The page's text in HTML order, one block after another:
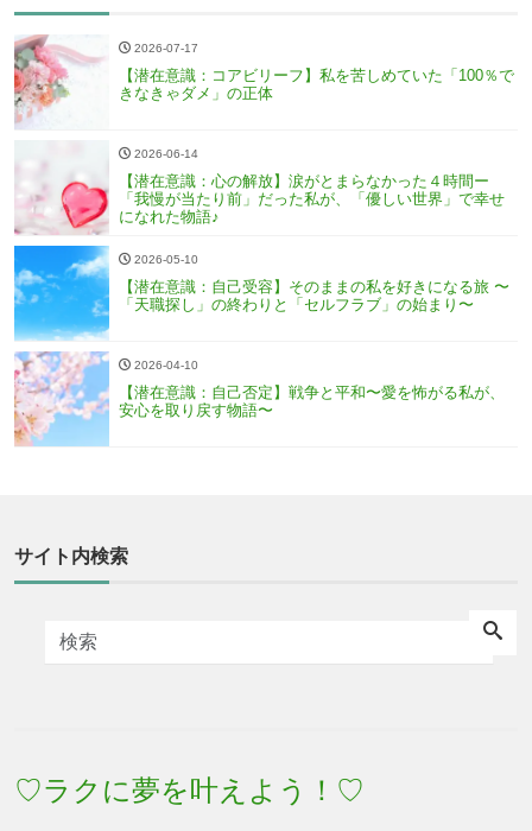
2026-07-17
【潜在意識：コアビリーフ】私を苦しめていた「100％で
きなきゃダメ」の正体
2026-06-14
【潜在意識：心の解放】涙がとまらなかった４時間ー
「我慢が当たり前」だった私が、「優しい世界」で幸せ
になれた物語♪
2026-05-10
【潜在意識：自己受容】そのままの私を好きになる旅 〜
「天職探し」の終わりと「セルフラブ」の始まり〜
2026-04-10
【潜在意識：自己否定】戦争と平和〜愛を怖がる私が、
安心を取り戻す物語〜
サイト内検索
♡ラクに夢を叶えよう！♡